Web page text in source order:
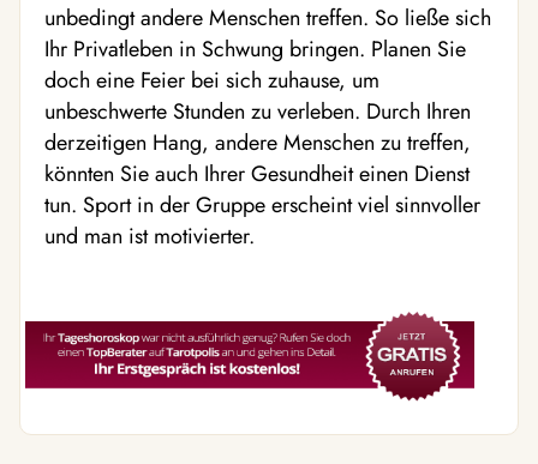
unbedingt andere Menschen treffen. So ließe sich
Ihr Privatleben in Schwung bringen. Planen Sie
doch eine Feier bei sich zuhause, um
unbeschwerte Stunden zu verleben. Durch Ihren
derzeitigen Hang, andere Menschen zu treffen,
könnten Sie auch Ihrer Gesundheit einen Dienst
tun. Sport in der Gruppe erscheint viel sinnvoller
und man ist motivierter.